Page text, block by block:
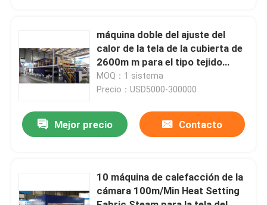
Máquina de Stenter del aire caliente
Máquina de Stenter de la tela
Secadora de la materia textil
Aprestadora de la materia textil
máquina doble del ajuste del
calor de la tela de la cubierta de
2600m m para el tipo tejido
cámara de las telas 8
MOQ：1 sistema
Precio：USD5000-300000
Mejor precio Contacto
10 máquina de calefacción de la
cámara 100m/Min Heat Setting